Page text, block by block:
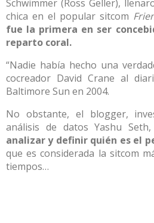
Schwimmer (Ross Geller),
chica en el popular sitcom
fue la primera en ser
reparto coral.
“Nadie había hecho una
cocreador David Crane al
Baltimore Sun en 2004.
No obstante, el blogger,
análisis de datos Yashu
analizar y definir quién es el
que es considerada la sitcom
tiempos…